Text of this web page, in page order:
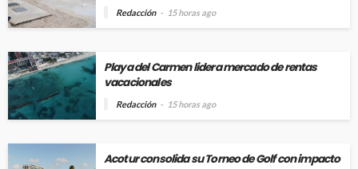
Redacción 15 horas ago
Playa del Carmen lidera mercado de rentas
vacacionales
Redacción 15 horas ago
Acotur consolida su Torneo de Golf con impacto